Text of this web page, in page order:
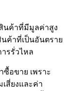
นค้าที่มีมูลค่าสูง
นค้าที่เป็นอันตราย
รรั่วไหล
อขาย เพราะ
เสี่ยงและค่า